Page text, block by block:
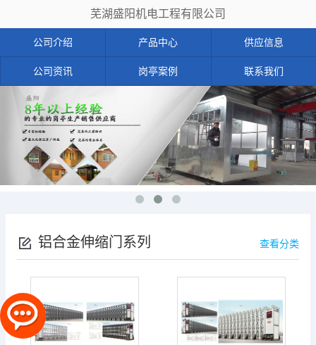
芜湖盛阳机电工程有限公司
公司介绍 产品中心 供应信息
公司资讯 岗亭案例 联系我们
铝合金伸缩门系列 查看分类